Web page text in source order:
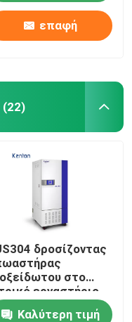
επαφή
(22)
δροσίζοντας
στο
εργαστήριο
Καλύτερη τιμή